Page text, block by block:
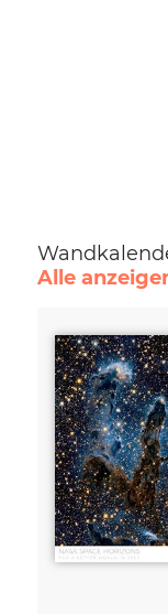
Alle